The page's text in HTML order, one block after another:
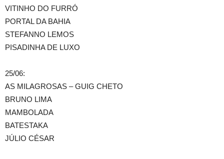
VITINHO DO FURRÓ
PORTAL DA BAHIA
STEFANNO LEMOS
PISADINHA DE LUXO
25/06:
AS MILAGROSAS – GUIG CHETO
BRUNO LIMA
MAMBOLADA
BATESTAKA
JÚLIO CÉSAR